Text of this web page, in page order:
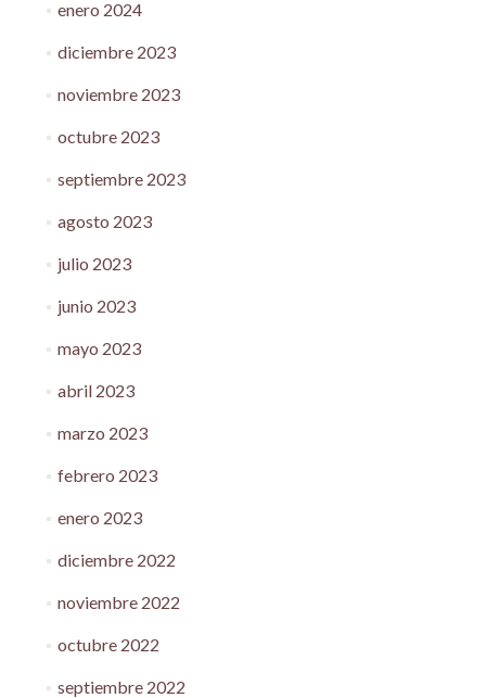
enero 2024
diciembre 2023
noviembre 2023
octubre 2023
septiembre 2023
agosto 2023
julio 2023
junio 2023
mayo 2023
abril 2023
marzo 2023
febrero 2023
enero 2023
diciembre 2022
noviembre 2022
octubre 2022
septiembre 2022